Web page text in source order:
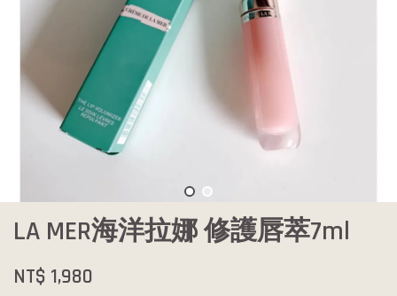
LA MER海洋拉娜 修護唇萃7ml
NT$ 1,980